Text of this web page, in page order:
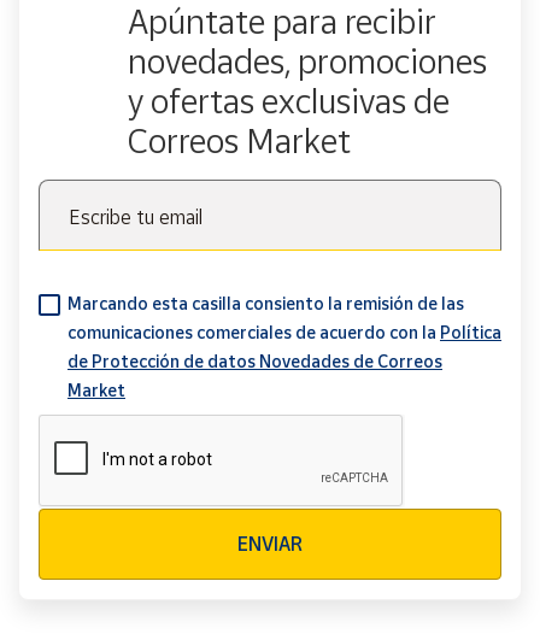
Apúntate para recibir
novedades, promociones
y ofertas exclusivas de
Correos Market
Escribe tu email
Marcando esta casilla consiento la remisión de las
comunicaciones comerciales de acuerdo con la Política
de Protección de datos Novedades de Correos
Market
ENVIAR